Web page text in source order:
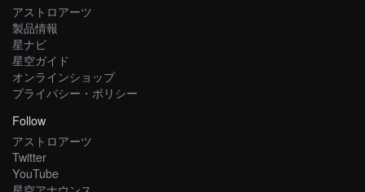
アストロアーツ
製品情報
星ナビ
星空ガイド
オンラインショップ
プライバシー・ポリシー
Follow
アストロアーツ
Twitter
YouTube